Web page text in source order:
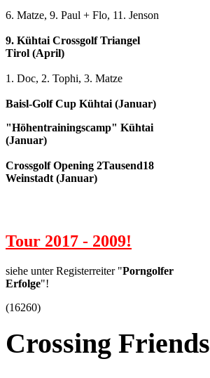
6. Matze, 9. Paul + Flo, 11. Jenson
9. Kühtai Crossgolf Triangel
Tirol (April)
1. Doc, 2. Tophi, 3. Matze
Baisl-Golf Cup Kühtai (Januar)
"Höhentrainingscamp" Kühtai
(Januar)
Crossgolf Opening 2Tausend18
Weinstadt (Januar)
Tour 2017 - 2009!
siehe unter Registerreiter "Porngolfer
Erfolge"!
(16260)
Crossing Friends